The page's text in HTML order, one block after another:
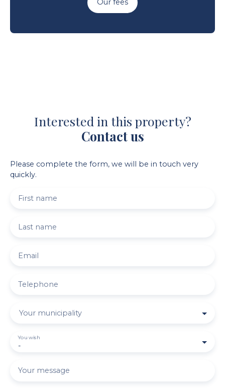
Our fees
Interested in this property?
Contact us
Please complete the form, we will be in touch very
quickly.
First name
Last name
Email
Telephone
Your municipality
-
You wish
Your message